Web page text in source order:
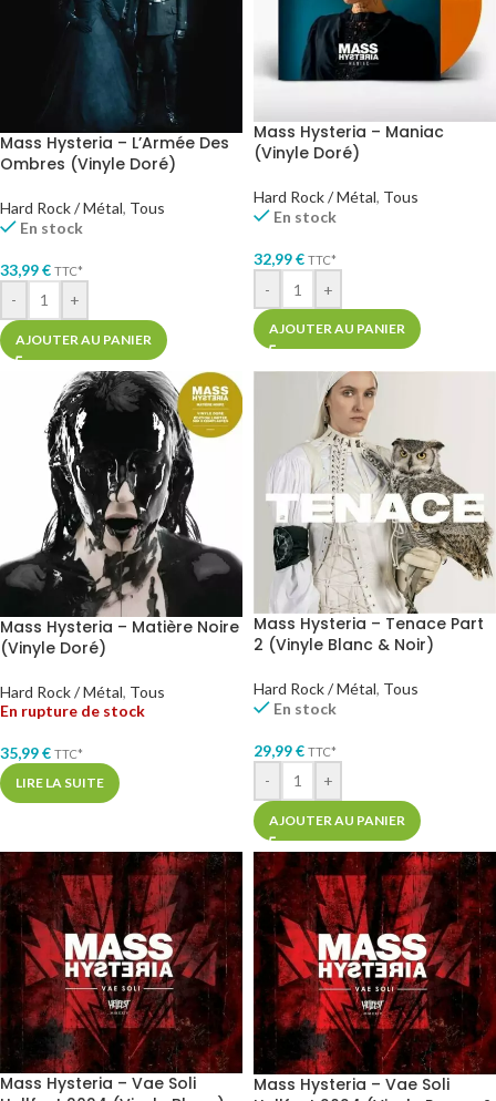
Mass Hysteria – L’Armée Des
Ombres (Vinyle Doré)
Hard Rock / Métal, Tous
En stock
33,99€ TTC*
- +
AJOUTER AU PANIER
Mass Hysteria – Maniac
(Vinyle Doré)
Hard Rock / Métal, Tous
En stock
32,99€ TTC*
- +
AJOUTER AU PANIER
Mass Hysteria – Matière Noire
(Vinyle Doré)
Hard Rock / Métal, Tous
En rupture de stock
35,99€ TTC*
LIRE LA SUITE
Mass Hysteria – Tenace Part
2 (Vinyle Blanc & Noir)
Hard Rock / Métal, Tous
En stock
29,99€ TTC*
- +
AJOUTER AU PANIER
Mass Hysteria – Vae Soli
Mass Hysteria – Vae Soli